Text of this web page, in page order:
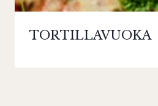
TORTILLAVUOKA